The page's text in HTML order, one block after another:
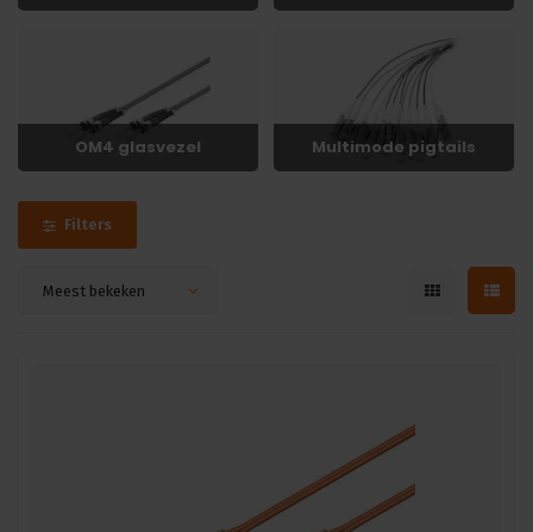
OM4 glasvezel Multimode pigtails
Filters
Meest bekeken